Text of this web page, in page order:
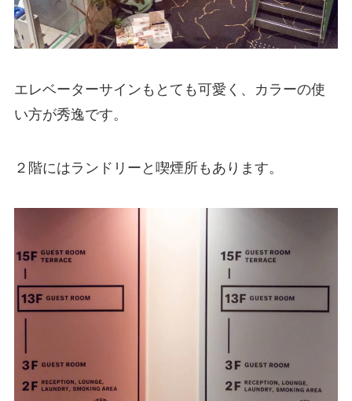
エレベーターサインもとても可愛く、カラーの使
い方が秀逸です。
２階にはランドリーと喫煙所もあります。